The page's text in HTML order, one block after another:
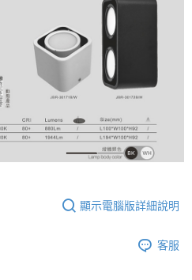
顯示電腦版詳細說明
客服